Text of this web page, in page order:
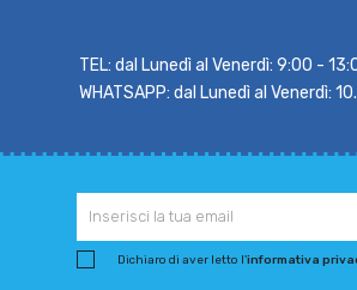
TEL: dal Lunedì al Venerdì: 9:00 -
WHATSAPP: dal Lunedì al Venerdì:
Dichiaro di aver letto l'informativa